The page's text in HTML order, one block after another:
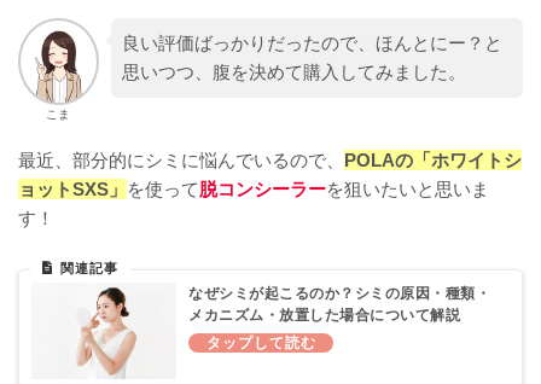
こま
良い評価ばっかりだったので、ほんとにー？と
思いつつ、腹を決めて購入してみました。
最近、部分的にシミに悩んでいるので、 POLAの「ホワイトシ
ョットSXS」 を使って脱コンシーラーを狙いたいと思いま
す！
なぜシミが起こるのか？シミの原因・種類・
メカニズム・放置した場合について解説